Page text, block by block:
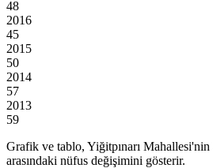
48
2016
45
2015
50
2014
57
2013
59
Grafik ve tablo, Yiğitpınarı Mahallesi'nin
arasındaki nüfus değişimini gösterir.